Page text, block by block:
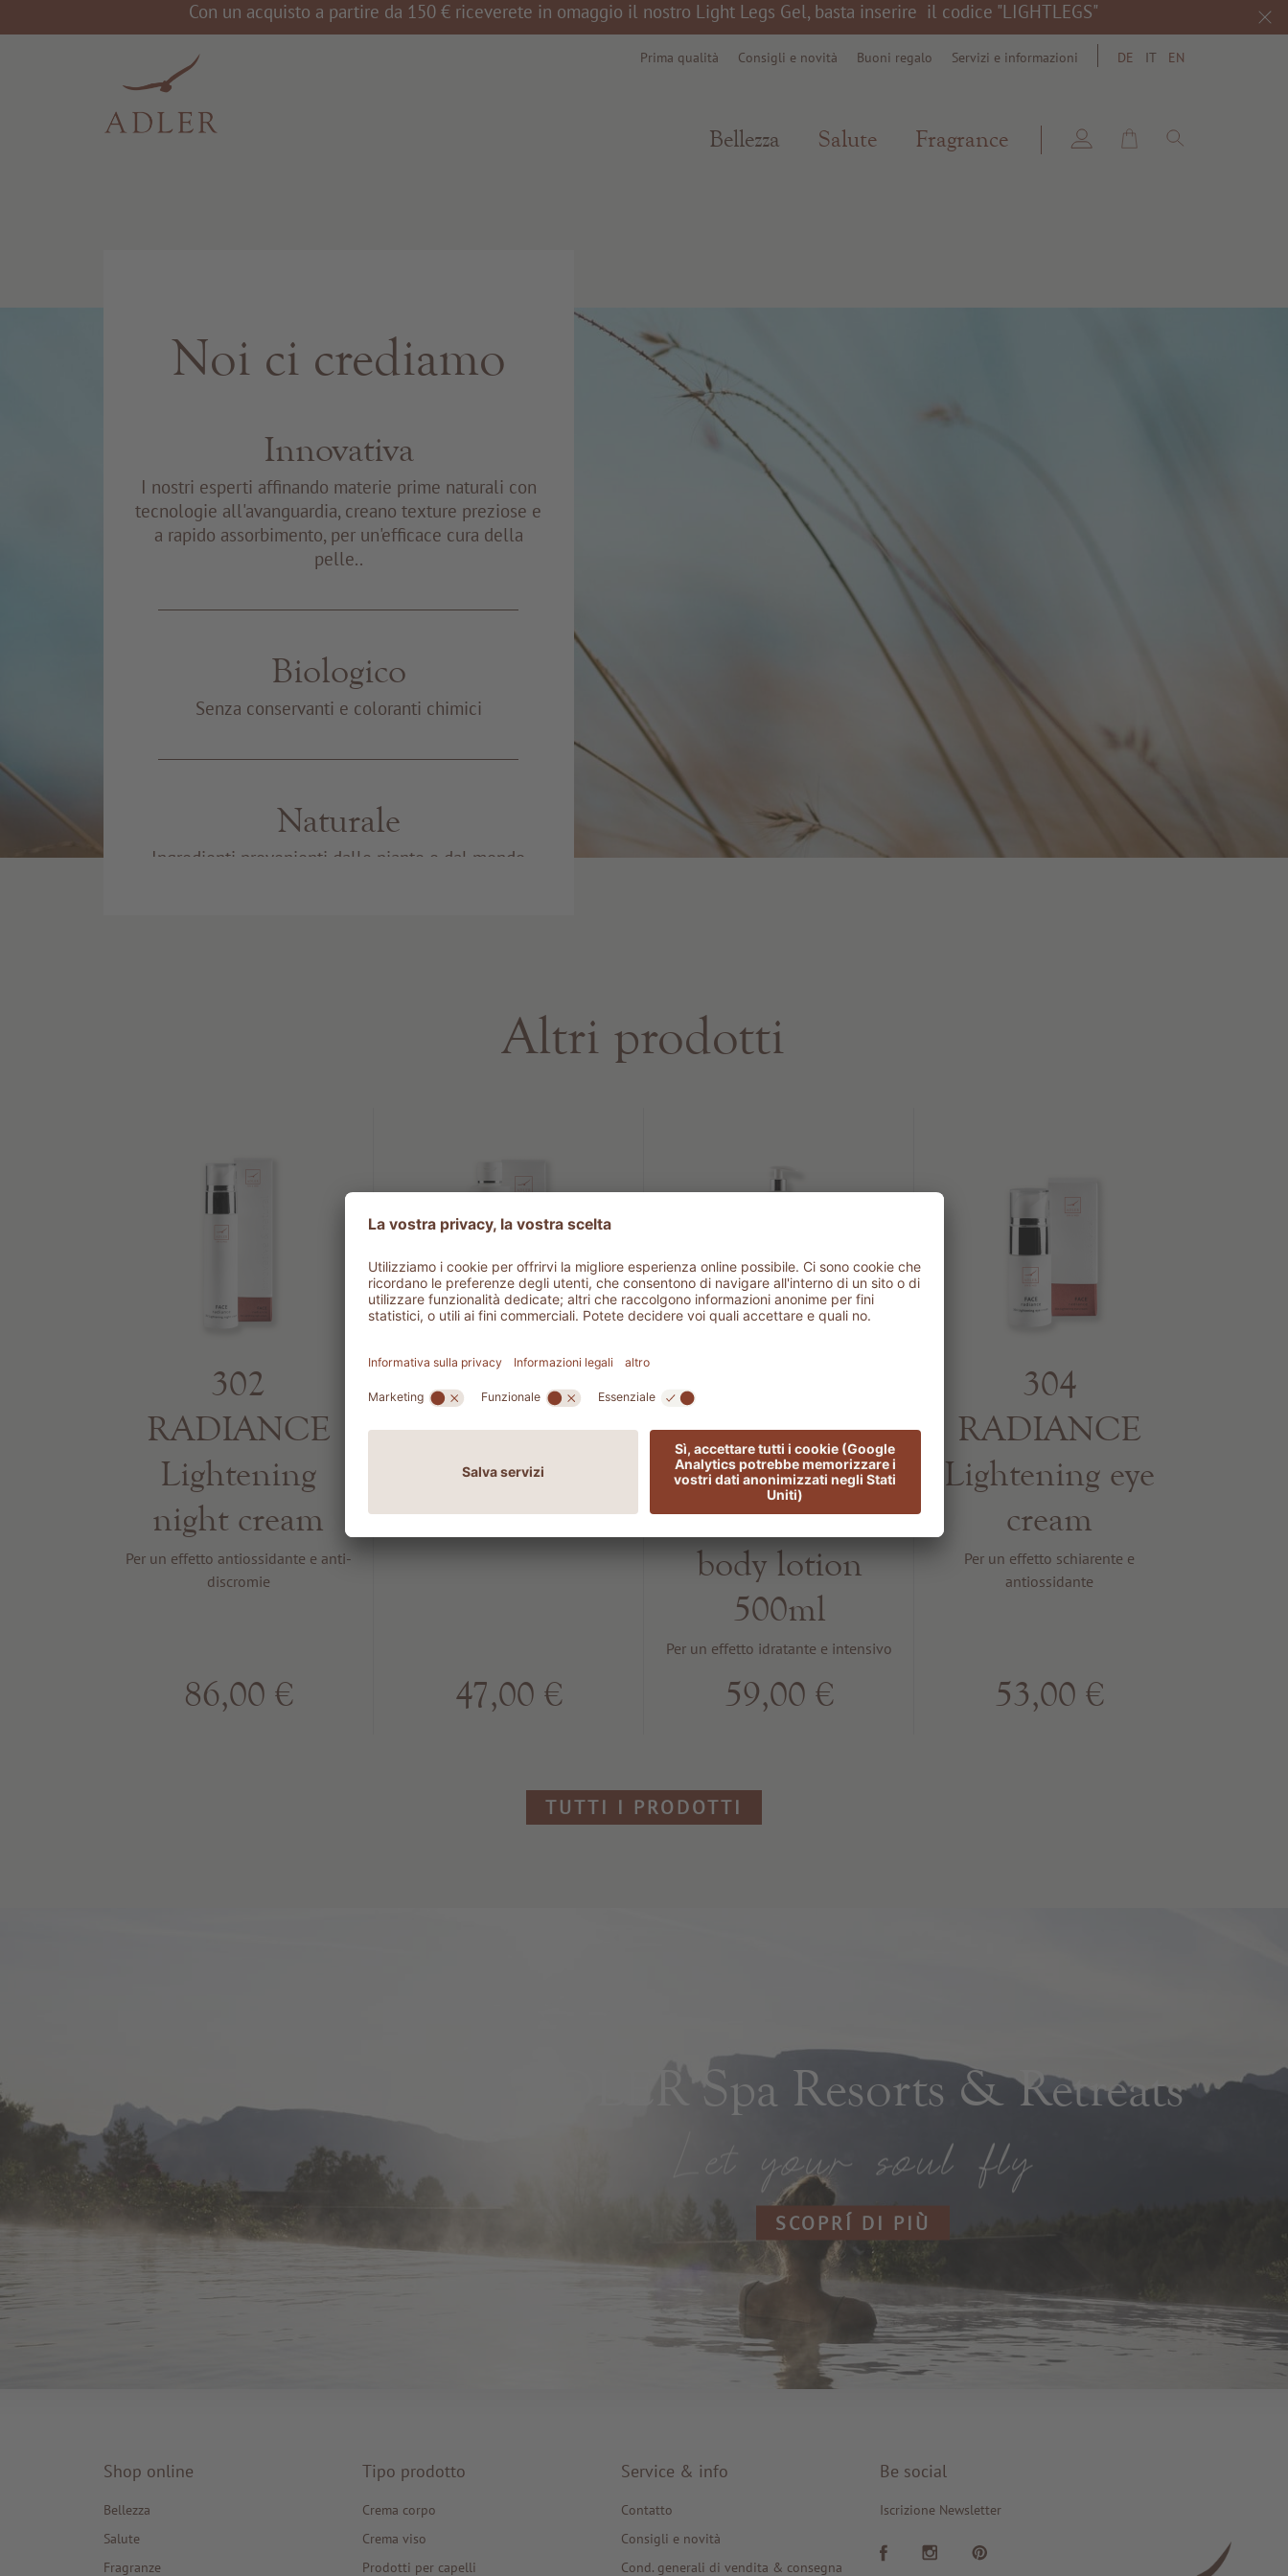
Con un acquisto a partire da 150 € riceverete in omaggio il nostro Light Legs Gel, basta inserire il codice "LIGHTLEGS"
Prima qualità Consigli e novità Buoni regalo Servizi e informazioni DE IT EN
Bellezza Salute Fragrance search
Noi ci crediamo
Innovativa
I nostri esperti affinando materie prime naturali con
tecnologie all'avanguardia, creano texture preziose e
a rapido assorbimento, per un'efficace cura della
pelle..
Biologico
Senza conservanti e coloranti chimici
Naturale
Ingredienti provenienti dalle piante e dal mondo
Altri prodotti
302
RADIANCE
Lightening
night cream
Per un effetto antiossidante e anti-
discromie
86,00 €
802 SUN
Protection SPF
50
Per un effetto protettivo
47,00 €
THALASSO
XL
Moisturizing
body lotion
500ml
Per un effetto idratante e intensivo
59,00 €
304
RADIANCE
Lightening eye
cream
Per un effetto schiarente e
antiossidante
53,00 €
TUTTI I PRODOTTI
ADLER Spa Resorts & Retreats
SCOPRÍ DI PIÙ
Shop online
Bellezza
Salute
Fragranze
Tipo prodotto
Crema corpo
Crema viso
Prodotti per capelli
Service & info
Contatto
Consigli e novità
Cond. generali di vendita & consegna
Be social
Iscrizione Newsletter